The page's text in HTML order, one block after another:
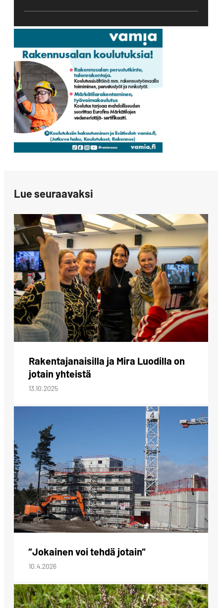
Lue seuraavaksi
Rakentajanaisilla ja Mira Luodilla on
jotain yhteistä
13.10.2025
”Jokainen voi tehdä jotain”
10.4.2026